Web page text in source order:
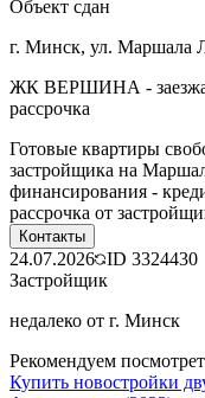
Объект сдан
г. Минск, ул. Маршала
ЖК ВЕРШИНА -
рассрочка
Готовые квартиры
застройщика на
финансирования -
рассрочка от
Контакты
24.07.2026 ID 3324430
Застройщик
недалеко от г. Минск
Рекомендуем
Купить новостройки